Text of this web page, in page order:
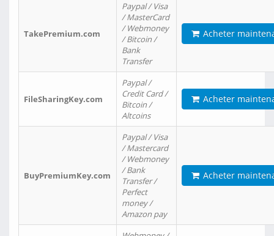
TakePremium.com
Paypal / Visa
/ MasterCard
/ Webmoney
/ Bitcoin /
Bank
Transfer
Acheter
FileSharingKey.com
Paypal /
Credit Card /
Bitcoin /
Altcoins
Acheter
BuyPremiumKey.com
Paypal / Visa
/ Mastercard
/ Webmoney
/ Bank
Transfer /
Perfect
money /
Amazon pay
Acheter